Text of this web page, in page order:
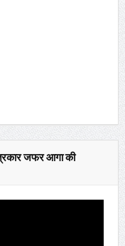
जफर आगा की